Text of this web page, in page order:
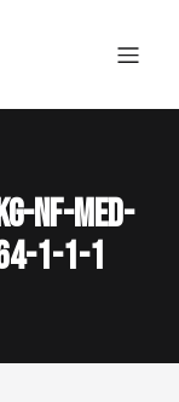
nf-med-
1-1-1